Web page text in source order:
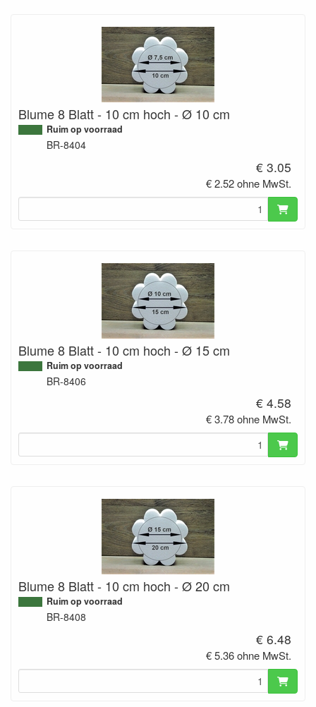
Blume 8 Blatt - 10 cm hoch - Ø 10 cm
Ruim op voorraad
BR-8404
€ 3.05
€ 2.52 ohne MwSt.
Blume 8 Blatt - 10 cm hoch - Ø 15 cm
Ruim op voorraad
BR-8406
€ 4.58
€ 3.78 ohne MwSt.
Blume 8 Blatt - 10 cm hoch - Ø 20 cm
Ruim op voorraad
BR-8408
€ 6.48
€ 5.36 ohne MwSt.